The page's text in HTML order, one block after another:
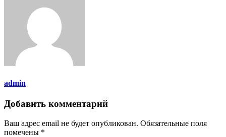
admin
Добавить комментарий
Ваш адрес email не будет опубликован. Обязательные поля
помечены *